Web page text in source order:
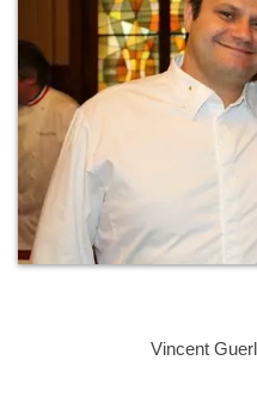
Vincent